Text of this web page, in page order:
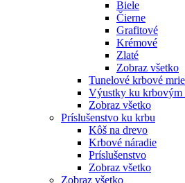
Biele
Čierne
Grafitové
Krémové
Zlaté
Zobraz všetko
Tunelové krbové
Výustky ku krbovým
Zobraz všetko
Príslušenstvo ku krbu
Kôš na drevo
Krbové náradie
Príslušenstvo
Zobraz všetko
Zobraz všetko